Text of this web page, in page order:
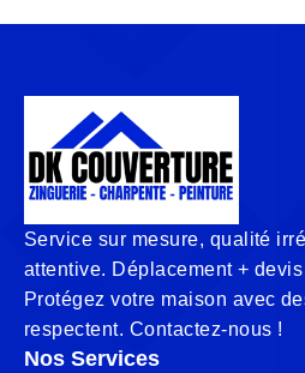
Service sur mesure, qualité
attentive. Déplacement +
Protégez votre maison avec
respectent. Contactez-nous !
Nos Services